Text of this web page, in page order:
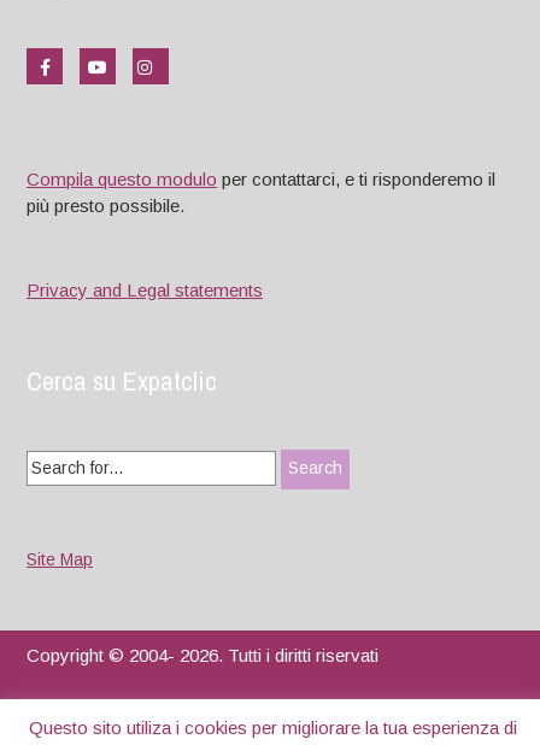
Compila questo modulo per contattarci, e ti risponderemo il
più presto possibile.
Privacy and Legal statements
Cerca su Expatclic
Search
for:
Site Map
Copyright © 2004- 2026. Tutti i diritti riservati
Designed byWPlook Studio
Questo sito utiliza i cookies per migliorare la tua esperienza di